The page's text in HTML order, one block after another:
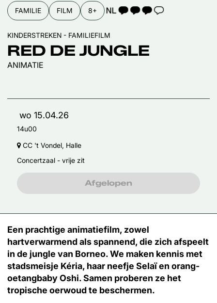
FAMILIE FILM 8+ TAALICOON 3
RED DE JUNGLE
ANIMATIE
KINDERSTREKEN - FAMILIEFILM
wo 15.04.26
14u00
CC 't Vondel, Halle
Concertzaal - vrije zit
Afgelopen
Een prachtige animatiefilm, zowel
hartverwarmend als spannend, die zich afspeelt
in de jungle van Borneo. We maken kennis met
stadsmeisje Kéria, haar neefje Selaï en orang-
oetangbaby Oshi. Samen proberen ze het
tropische oerwoud te beschermen.